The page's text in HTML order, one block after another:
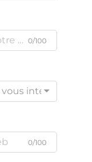
0/100
intéresse
0/100